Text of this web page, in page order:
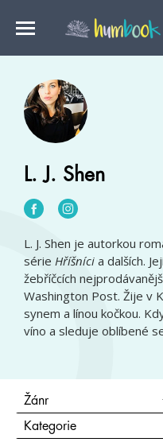
L. J. Shen
L. J. Shen je autorkou
série Hříšníci a dalších.
žebříčcích
Washington Post. Žije v
synem a línou kočkou.
víno a sleduje oblíbené
Žánr
Kategorie